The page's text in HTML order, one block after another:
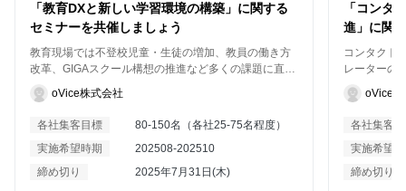
「教育DXと新しい学習環境の構築」に関する
セミナーを共催しましょう
教育現場では不登校児童・生徒の増加、教員の働き方
改革、GIGAスクール構想の推進など多くの課題に直面
しています。本セミナーでは、バーチャルキャンパス
技術を活用した革新的な教育ソリューションを通じ
て、場所に縛られない学びの環境と心理的安全性の高
いコミュニケーション空間の実現方法をご紹介しま
す。
oVice株式会社
各社集客目標
80-150名（各社25-75名程度）
実施希望時期
202508-202510
締め切り
2025年7月31日(木)
「コンタ
進」に関
コンタクト
レーターの
題が存在し
術を活用し
らの課題解
します。多
上に関心の
oVice
各社集客
実施希望
締め切り